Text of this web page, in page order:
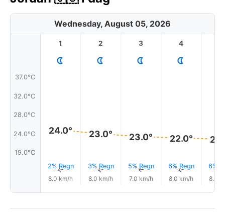
Wednesday, August 05, 2026
37.0°C
32.0°C
28.0°C
24.0°C
19.0°C
1
24.0°
2% Regn
↑
8.0 km/h
2
23.0°
3% Regn
↑
8.0 km/h
3
23.0°
5% Regn
↑
7.0 km/h
4
22.0°
6% Regn
↑
8.0 km/h
6%
8.0